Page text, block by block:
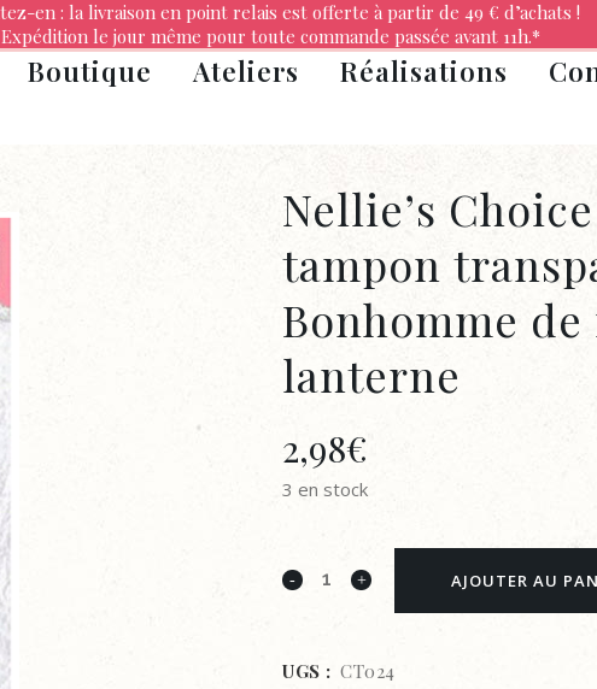
Boutique Ateliers Réalisations
Nellie’s
tampon
Bonhomme de
lanterne
2,98€
3 en stock
Nellie's
•
AJOUTER AU
UGS : CT024
en : la livraison en point relais est offerte à partir de 49 € d’achats !
Expédition le jour même pour toute commande passée avant 11h.*